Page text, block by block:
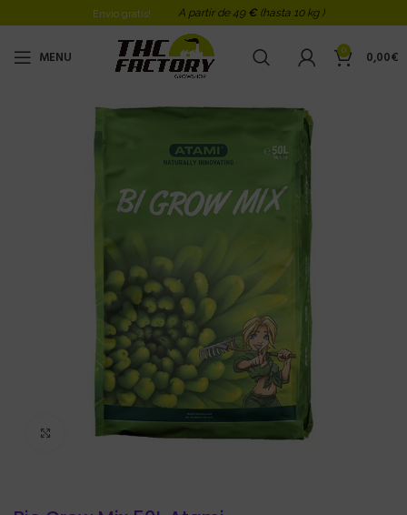
Envio gratis! A partir de 49 € (hasta 10 kg )
MENU 0 0,00€
Click to enlarge